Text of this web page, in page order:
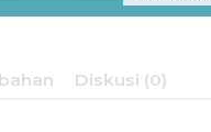
Diskusi (0)